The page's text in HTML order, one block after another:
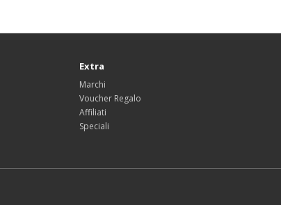
Extra
Marchi
Voucher Regalo
Affiliati
Speciali